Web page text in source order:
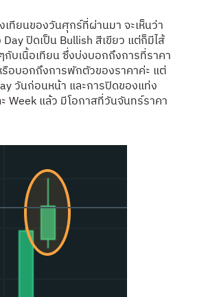
ทียนของวันศุกร์ที่ผ่านมา จะเห็นว่า
ปิดเป็น Bullish สีเขียว แต่ก็มีไส้
บเนื้อเทียน ซึ่งบ่งบอกถึงการที่ราคา
รือบอกถึงการพักตัวของราคาค่ะ แต่
วันก่อนหน้า และการปิดของแท่ง
Week แล้ว มีโอกาสที่วันจันทร์ราคา